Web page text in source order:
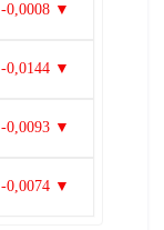
-0,0008 ▼
-0,0144 ▼
-0,0093 ▼
-0,0074 ▼